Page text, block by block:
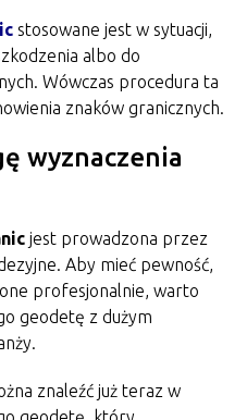
stosowane jest w sytuacji,
albo do
Wówczas procedura ta
znaków granicznych.
wyznaczenia
jest prowadzona przez
Aby mieć pewność,
profesjonalnie, warto
geodetę z dużym
znaleźć już teraz w